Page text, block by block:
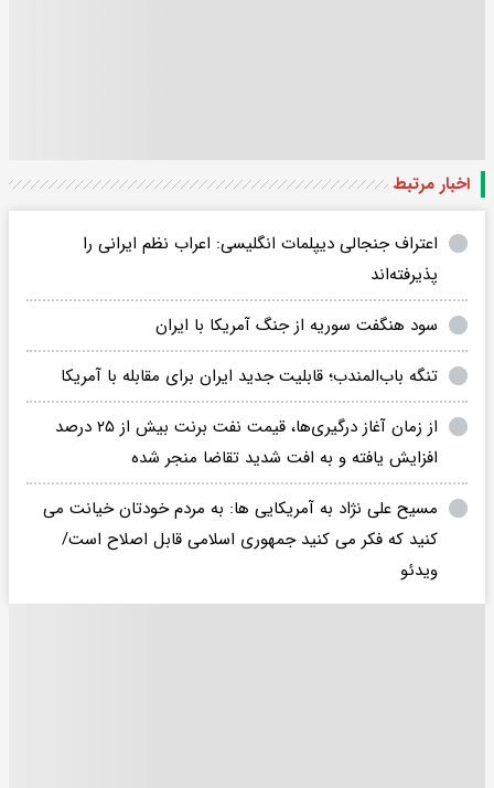
اخبار مرتبط
اعتراف جنجالی دیپلمات انگلیسی: اعراب نظم ایرانی را
پذیرفته‌اند
سود هنگفت سوریه از جنگ آمریکا با ایران
تنگه باب‌المندب؛ قابلیت جدید ایران برای مقابله با آمریکا
از زمان آغاز درگیری‌ها، قیمت نفت برنت بیش از ۲۵ درصد
افزایش یافته و به افت شدید تقاضا منجر شده
مسیح علی نژاد به آمریکایی ها: به مردم خودتان خیانت می
کنید که فکر می کنید جمهوری اسلامی قابل اصلاح است/
ویدئو